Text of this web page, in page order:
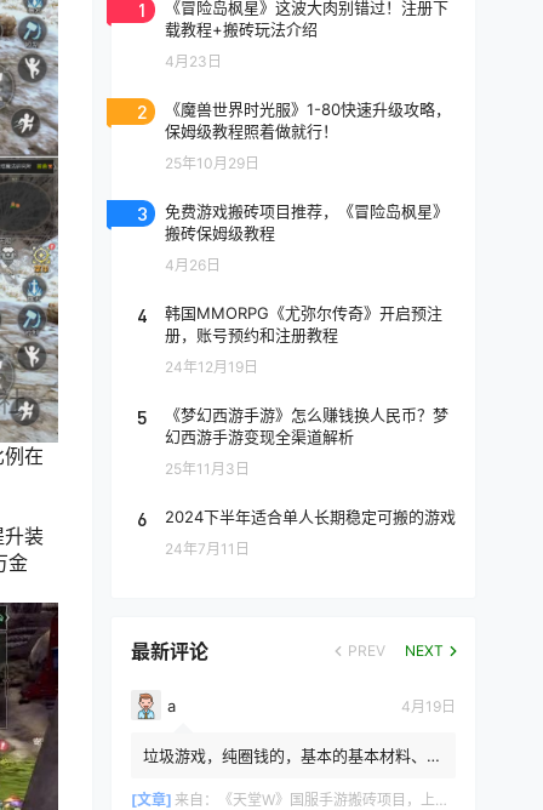
在
升装
金
1
《冒险岛枫星》这波大肉别错过！注册下
载教程+搬砖玩法介绍
4月23日
2
《魔兽世界时光服》1-80快速升级攻略，
保姆级教程照着做就行！
25年10月29日
3
免费游戏搬砖项目推荐，《冒险岛枫星》
搬砖保姆级教程
4月26日
4
韩国MMORPG《尤弥尔传奇》开启预注
册，账号预约和注册教程
24年12月19日
5
《梦幻西游手游》怎么赚钱换人民币？梦
幻西游手游变现全渠道解析
25年11月3日
6 2024下半年适合单人长期稳定可搬的游戏
24年7月11日
最新评论 PREV NEXT
a 4月19日
垃圾游戏，纯圈钱的，基本的基本材料、白
浪费电费，就跟别说绿...
[文章] 来自： 《天堂W》国服手游搬砖项目，上手简单稳定吃肉，适合长期搬砖！